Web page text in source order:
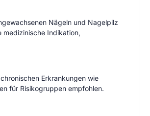
Nägeln und Nagelpilz
medizinische Indikation,
Erkrankungen wie
für Risikogruppen empfohlen.